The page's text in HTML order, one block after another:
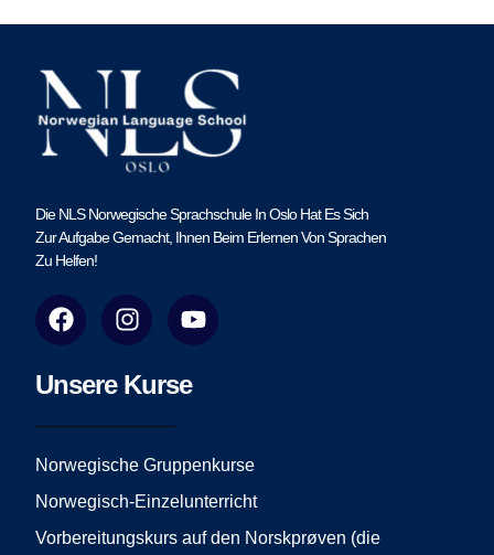
Die NLS Norwegische Sprachschule In Oslo Hat Es Sich
Zur Aufgabe Gemacht, Ihnen Beim Erlernen Von Sprachen
Zu Helfen!
F
a
e
o
o
I
n
t
g
r
m
Y
o
t
e
Unsere Kurse
Norwegische Gruppenkurse
Norwegisch-Einzelunterricht
Vorbereitungskurs auf den Norskprøven (die